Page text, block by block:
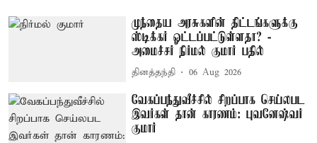
முந்தைய அரசுகளின் திட்டங்களுக்கு
ஸ்டிக்கர் ஓட்டப்பட்டுள்ளதா? -
அமைச்சர் நிர்மல் குமார் பதில்
தினத்தந்தி 06 Aug 2026
வேகப்பந்துவீச்சில் சிறப்பாக செய்லபட
இவர்கள் தான் காரணம்: புவனேஷ்வர்
குமார்